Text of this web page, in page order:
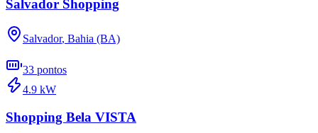
Salvador Shopping
Salvador, Bahia (BA)
33 pontos
4.9 kW
Shopping Bela VISTA